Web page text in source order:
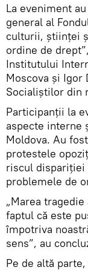
La eveniment
general al
culturii, științei
ordine de
Institutului
Moscova şi Igor
Socialiștilor din
Participanţii la
aspecte interne
Moldova. Au
protestele
riscul
problemele de
„Marea
faptul că este
împotriva
sens”, au
Pe de altă